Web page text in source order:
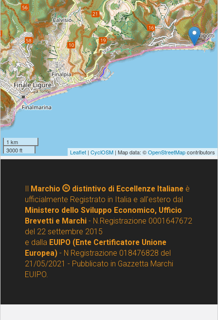
Marchio distintivo di Eccellenze Italianeè
ufficialmente Registrato in Italia e all'estero dal
Ministero dello Sviluppo Economico, Ufficio
Brevetti e Marchi - N.Registrazione 0001647672
del 22 settembre 2015
e dalla EUIPO (Ente Certificatore Unione
Europea) - N Registrazione 018476828 del
21/05/2021 - Pubblicato in Gazzetta Marchi
EUIPO.